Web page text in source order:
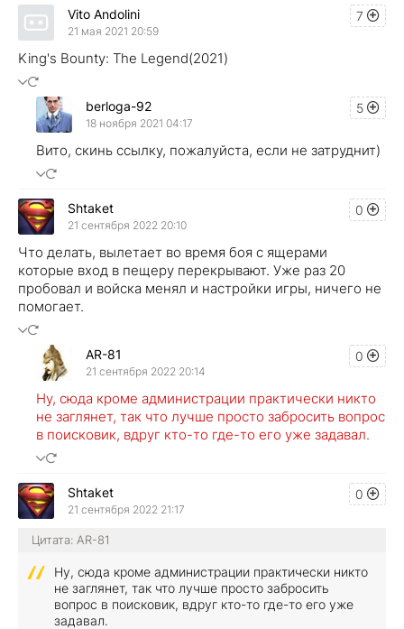
7
Vito Andolini
21 мая 2021 20:59
King's Bounty: The Legend(2021)
5
berloga-92
18 ноября 2021 04:17
Вито, скинь ссылку, пожалуйста, если не затруднит)
0
Shtaket
21 сентября 2022 20:10
Что делать, вылетает во время боя с ящерами
которые вход в пещеру перекрывают. Уже раз 20
пробовал и войска менял и настройки игры, ничего не
помогает.
0
AR-81
21 сентября 2022 20:14
Ну, сюда кроме администрации практически никто
не заглянет, так что лучше просто забросить вопрос
в поисковик, вдруг кто-то где-то его уже задавал.
0
Shtaket
21 сентября 2022 21:17
Цитата: AR-81
Ну, сюда кроме администрации практически никто
не заглянет, так что лучше просто забросить
вопрос в поисковик, вдруг кто-то где-то его уже
задавал.